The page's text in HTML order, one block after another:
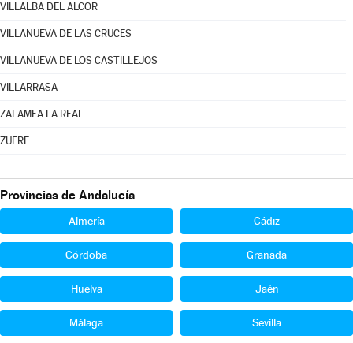
VILLALBA DEL ALCOR
VILLANUEVA DE LAS CRUCES
VILLANUEVA DE LOS CASTILLEJOS
VILLARRASA
ZALAMEA LA REAL
ZUFRE
Provincias de Andalucía
Almería Cádiz
Córdoba Granada
Huelva Jaén
Málaga Sevilla